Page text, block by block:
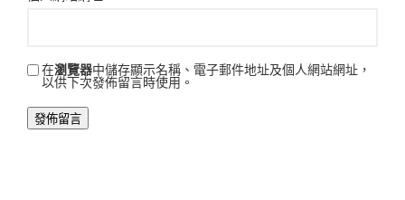
在瀏覽器中儲存顯示名稱、電子郵件地址及個人網站網址，
以供下次發佈留言時使用。